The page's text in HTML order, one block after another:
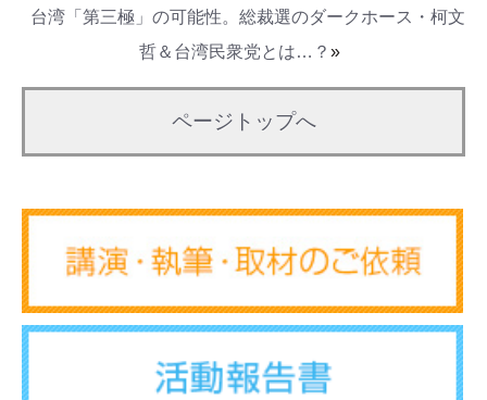
台湾「第三極」の可能性。総裁選のダークホース・柯文
哲＆台湾民衆党とは…？ »
ページトップへ